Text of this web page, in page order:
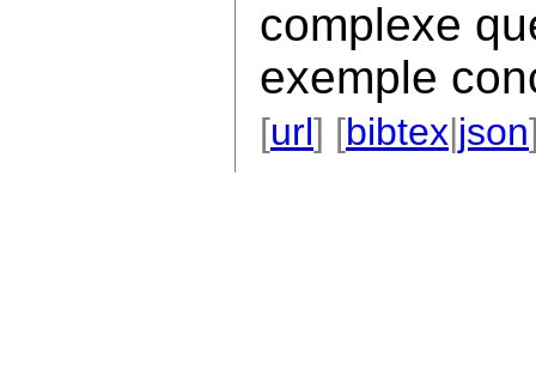
complexe
exemple
[url] [bibtex|json